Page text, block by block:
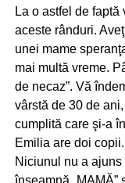
La o astfel de
aceste rânduri.
unei mame
mai multă vreme.
de necaz”. Vă
vârstă de 30 de
cumplită care şi-a
Emilia are doi
Niciunul nu a
înseamnă